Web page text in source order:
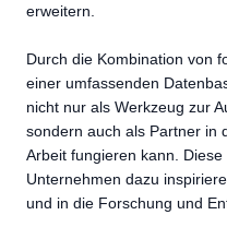
erweitern.
Durch die Kombination von
einer umfassenden
nicht nur als Werkzeug zur
sondern auch als Partner in
Arbeit fungieren kann.
Unternehmen dazu
und in die Forschung und